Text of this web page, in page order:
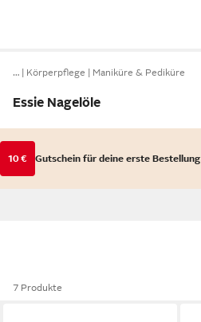
… Körperpflege Maniküre & Pediküre
Essie Nagelöle
10 € Gutschein für deine erste Bestellung
7 Produkte